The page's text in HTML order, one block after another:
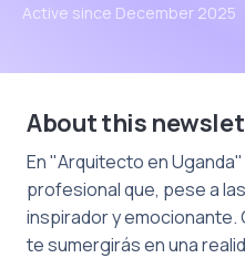
Active since December 2025
About this
En "Arquitecto en
profesional que, pese a
inspirador y
te sumergirás en una